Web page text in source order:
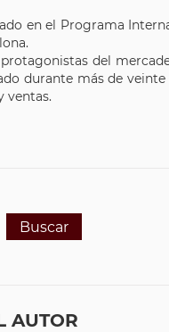
en el Programa
del
durante más de
ventas.
Buscar
AUTOR